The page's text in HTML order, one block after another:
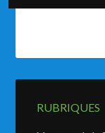
RUBRIQUES